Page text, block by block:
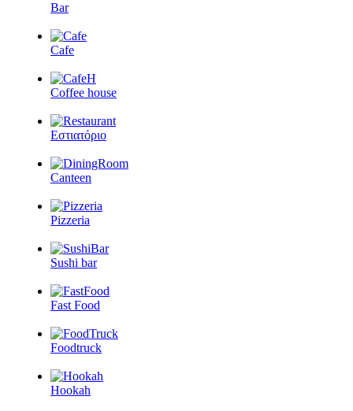
Bar
Cafe
Coffee house
Εστιατόριο
Canteen
Pizzeria
Sushi bar
Fast Food
Foodtruck
Hookah